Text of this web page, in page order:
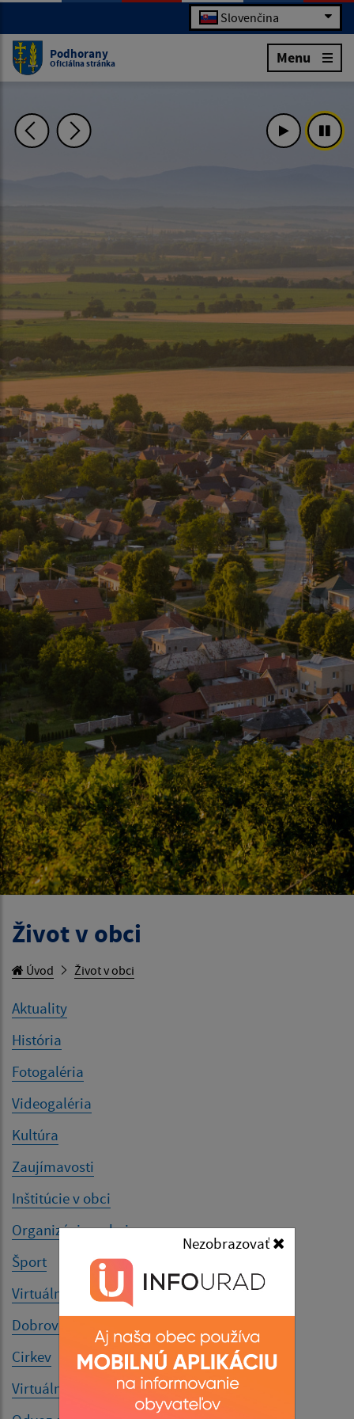
Nezobrazovať
Slovenčina
Podhorany
Oficiálna stránka Menu
Život v obci
Úvod Život v obci
Aktuality
História
Fotogaléria
Videogaléria
Kultúra
Zaujímavosti
Inštitúcie v obci
Organizácie v obci
Šport
Virtuálna prehliadka
Dobrovoľný hasičský zbor
Cirkev
Virtuálny cintorín